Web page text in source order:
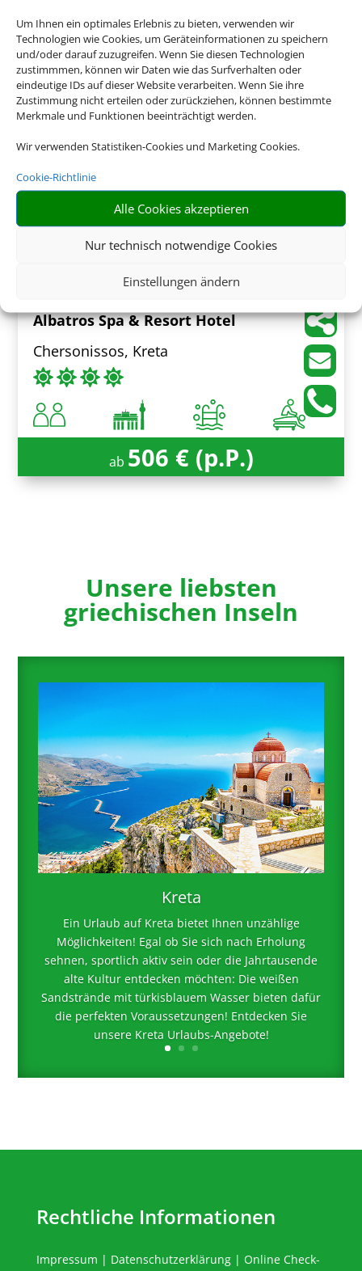
Um Ihnen ein optimales Erlebnis zu bieten, verwenden wir
Technologien wie Cookies, um Geräteinformationen zu speichern
und/oder darauf zuzugreifen. Wenn Sie diesen Technologien
zustimmmen, können wir Daten wie das Surfverhalten oder
eindeutige IDs auf dieser Website verarbeiten. Wenn Sie ihre
Zustimmung nicht erteilen oder zurückziehen, können bestimmte
Merkmale und Funktionen beeinträchtigt werden.
Wir verwenden Statistiken-Cookies und Marketing Cookies.
Cookie-Richtlinie
Alle Cookies akzeptieren
Nur technisch notwendige Cookies
Einstellungen ändern
ab793 € (p.P.)
Pearl Beach Hotel
Rethymno, Kreta
ab635 € (p.P.)
Albatros Spa & Resort Hotel
Chersonissos, Kreta
ab 506 € (p.P.)
Unsere liebsten
griechischen Inseln
Kreta
Ein Urlaub auf Kreta bietet Ihnen unzählige
Möglichkeiten! Egal ob Sie sich nach Erholung
sehnen, sportlich aktiv sein oder die Jahrtausende
alte Kultur entdecken möchten: Die weißen
Sandstrände mit türkisblauem Wasser bieten dafür
die perfekten Voraussetzungen! Entdecken Sie
unsere Kreta Urlaubs-Angebote!
Rechtliche Informationen
Impressum | Datenschutzerklärung| Online Check-